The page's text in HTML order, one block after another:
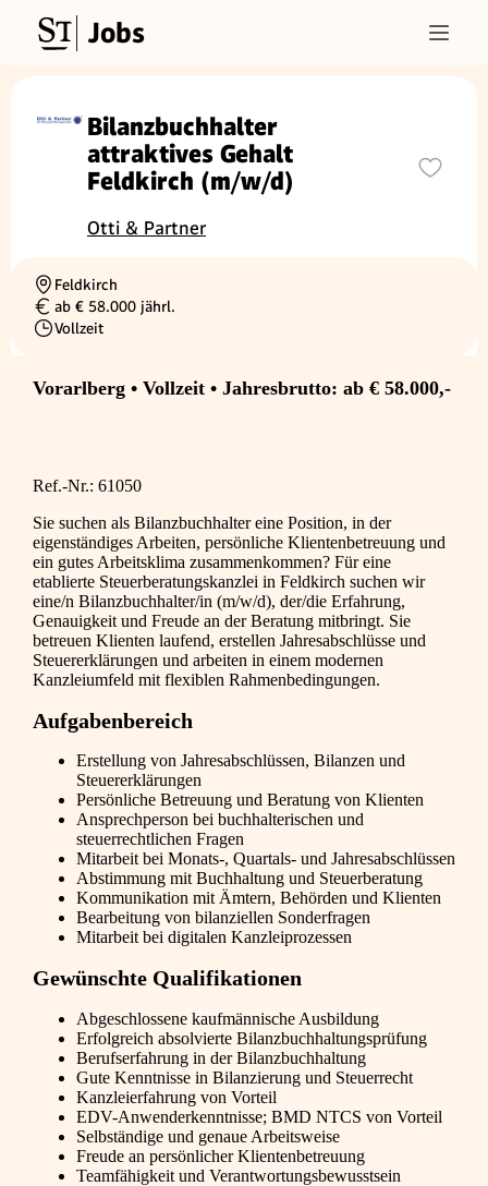
Jobs
Bilanzbuchhalter
attraktives Gehalt
Feldkirch (m/w/d)
Otti & Partner
Ortschaft
Feldkirch
Gehalt
ab € 58.000 jährl.
Beschäftigungsart
Vollzeit
Vorarlberg • Vollzeit • Jahresbrutto: ab € 58.000,-
Ref.-Nr.: 61050
Sie suchen als Bilanzbuchhalter eine Position, in der
eigenständiges Arbeiten, persönliche Klientenbetreuung und
ein gutes Arbeitsklima zusammenkommen? Für eine
etablierte Steuerberatungskanzlei in Feldkirch suchen wir
eine/n Bilanzbuchhalter/in (m/w/d), der/die Erfahrung,
Genauigkeit und Freude an der Beratung mitbringt. Sie
betreuen Klienten laufend, erstellen Jahresabschlüsse und
Steuererklärungen und arbeiten in einem modernen
Kanzleiumfeld mit flexiblen Rahmenbedingungen.
Aufgabenbereich
Erstellung von Jahresabschlüssen, Bilanzen und
Steuererklärungen
Persönliche Betreuung und Beratung von Klienten
Ansprechperson bei buchhalterischen und
steuerrechtlichen Fragen
Mitarbeit bei Monats-, Quartals- und Jahresabschlüssen
Abstimmung mit Buchhaltung und Steuerberatung
Kommunikation mit Ämtern, Behörden und Klienten
Bearbeitung von bilanziellen Sonderfragen
Mitarbeit bei digitalen Kanzleiprozessen
Gewünschte Qualifikationen
Abgeschlossene kaufmännische Ausbildung
Erfolgreich absolvierte Bilanzbuchhaltungsprüfung
Berufserfahrung in der Bilanzbuchhaltung
Gute Kenntnisse in Bilanzierung und Steuerrecht
Kanzleierfahrung von Vorteil
EDV-Anwenderkenntnisse; BMD NTCS von Vorteil
Selbständige und genaue Arbeitsweise
Freude an persönlicher Klientenbetreuung
Teamfähigkeit und Verantwortungsbewusstsein